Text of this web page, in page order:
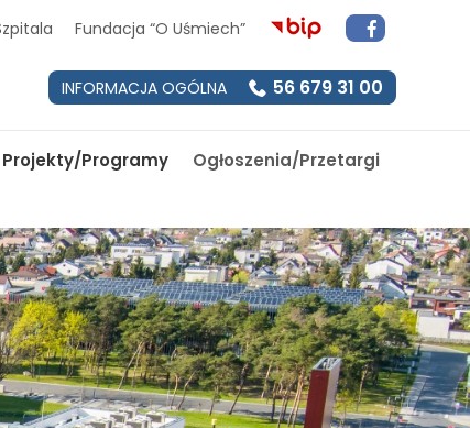
Fundacja “O Uśmiech”
INFORMACJA OGÓLNA 56 679 31 00
Projekty/Programy
Ogłoszenia/Przetargi